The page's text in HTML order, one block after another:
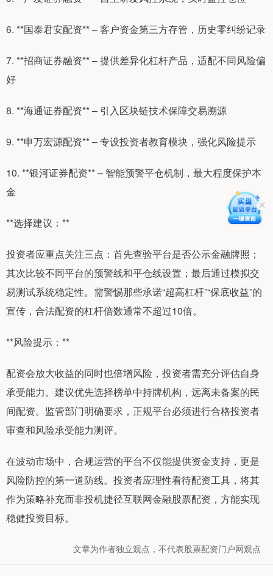
6. **国泰君安配资** – 客户资金第三方存管，历史零纠纷记录
7. **招商证券融资** – 提供差异化杠杆产品，适配不同风险偏
好
8. **海通证券配资** – 引入区块链技术保障交易溯源
9. **申万宏源配资** – 专设投资者教育模块，强化风险提示
10. **银河证券配资** – 智能预警平仓机制，最大程度保护本
金
**选择建议：**
投资者应重点关注三点：首先查验平台是否公示金融牌照；
其次比较不同平台的预警线和平仓线设置；最后通过模拟交
易测试系统稳定性。需警惕那些承诺“超高杠杆”“保底收益”的
宣传，合法配资的杠杆倍数通常不超过10倍。
**风险提示：**
配资会放大收益的同时也倍增风险，投资者需充分评估自身
承受能力。建议优先选择榜单中持牌机构，远离未备案的民
间配资。监管部门明确要求，正规平台必须进行合格投资者
审查和风险承受能力测评。
在波动市场中，合规运营的平台不仅能提供资金支持，更是
风险防控的第一道防线。投资者应理性看待配资工具，将其
作为策略补充而非投机捷径互联网金融股票配资，方能实现
稳健投资目标。
文章为作者独立观点，不代表股票配资门户网观点